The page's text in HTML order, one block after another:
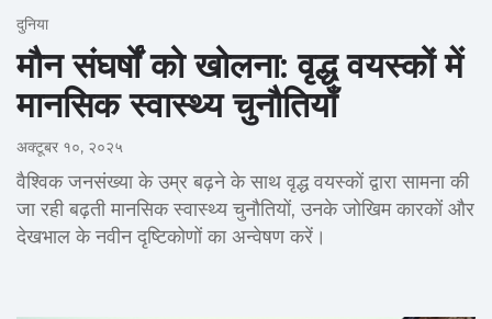
दुनिया
मौन संघर्षों को खोलना: वृद्ध वयस्कों में
मानसिक स्वास्थ्य चुनौतियाँ
अक्टूबर १०, २०२५
वैश्विक जनसंख्या के उम्र बढ़ने के साथ वृद्ध वयस्कों द्वारा सामना की
जा रही बढ़ती मानसिक स्वास्थ्य चुनौतियों, उनके जोखिम कारकों और
देखभाल के नवीन दृष्टिकोणों का अन्वेषण करें।